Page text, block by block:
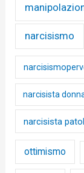
narcisismo
narcisista
narcisista
ottimismo